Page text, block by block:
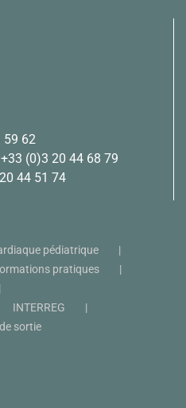
59 62
+33 (0)3 20 44 68 79
44 51 74
pédiatrique
pratiques
INTERREG
sortie